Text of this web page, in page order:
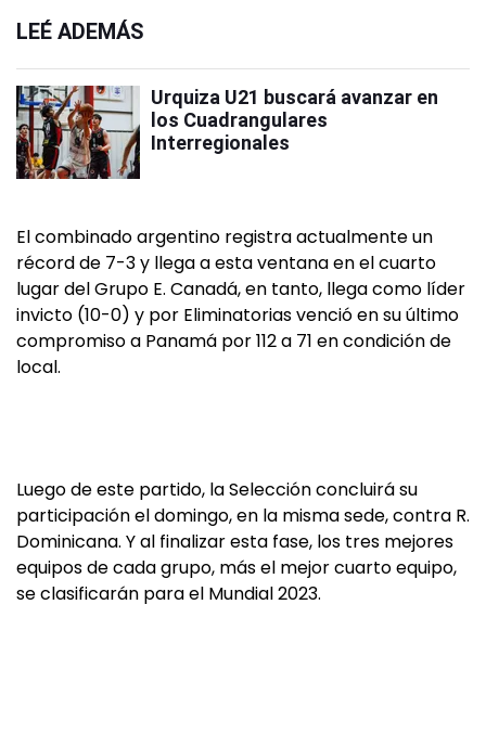
LEÉ ADEMÁS
Urquiza U21 buscará avanzar en
los Cuadrangulares
Interregionales
El combinado argentino registra actualmente un
récord de 7-3 y llega a esta ventana en el cuarto
lugar del Grupo E. Canadá, en tanto, llega como líder
invicto (10-0) y por Eliminatorias venció en su último
compromiso a Panamá por 112 a 71 en condición de
local.
Luego de este partido, la Selección concluirá su
participación el domingo, en la misma sede, contra R.
Dominicana. Y al finalizar esta fase, los tres mejores
equipos de cada grupo, más el mejor cuarto equipo,
se clasificarán para el Mundial 2023.